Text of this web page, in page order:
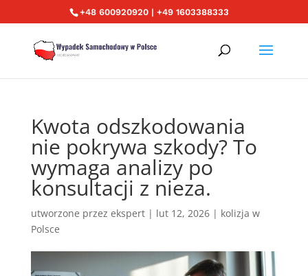
+48 600920920 | +49 1603388333
Kwota odszkodowania
nie pokrywa szkody? To
wymaga analizy po
konsultacji z nieza.
utworzone przez ekspert| lut 12, 2026| kolizja w
Polsce